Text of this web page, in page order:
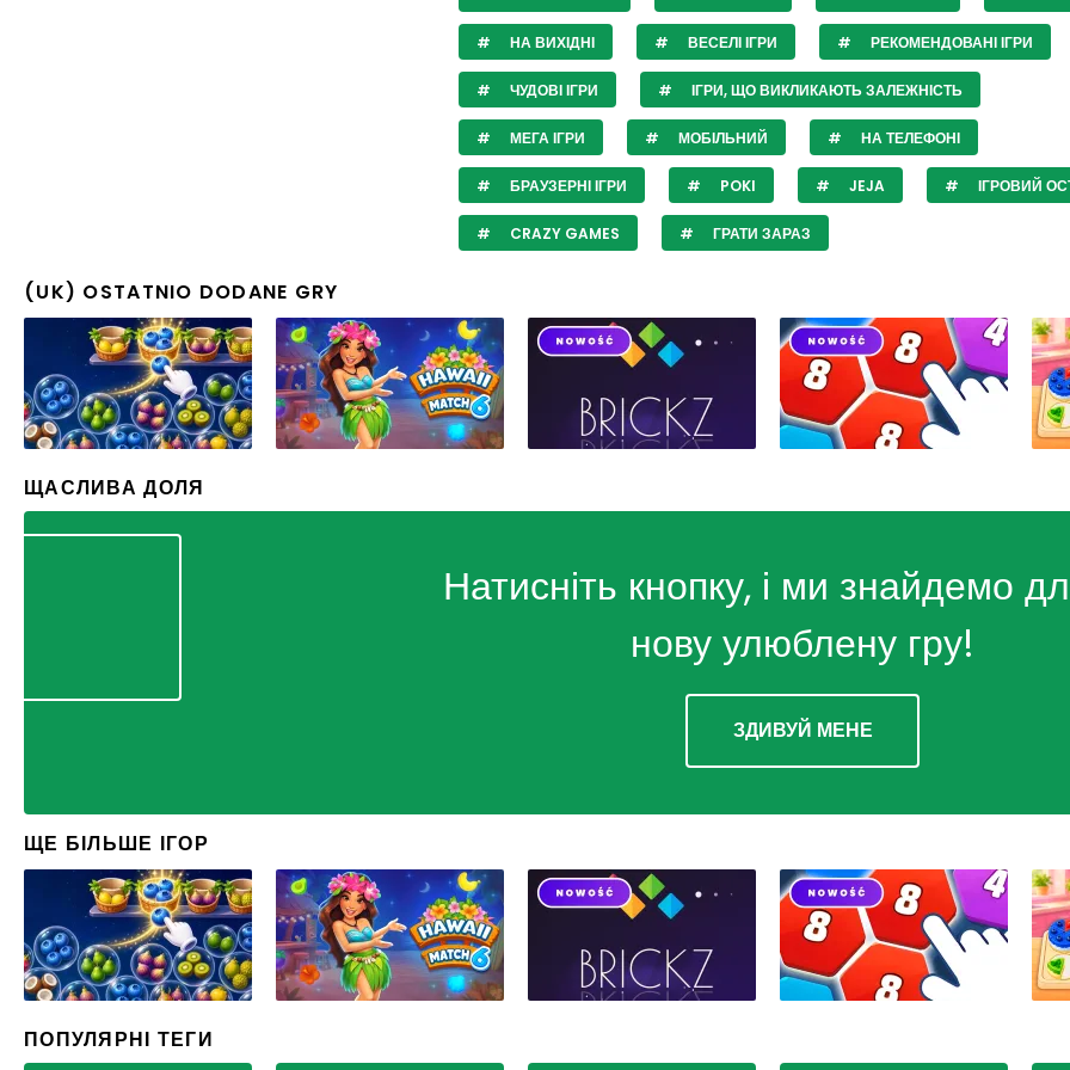
НА ВИХІДНІ ВЕСЕЛІ ІГРИ РЕКОМЕНДОВАНІ ІГРИ
ЧУДОВІ ІГРИ ІГРИ, ЩО ВИКЛИКАЮТЬ ЗАЛЕЖНІСТЬ
МЕГА ІГРИ МОБІЛЬНИЙ НА ТЕЛЕФОНІ
БРАУЗЕРНІ ІГРИ POKI JEJA ІГРОВИЙ
CRAZY GAMES ГРАТИ ЗАРАЗ
(UK) OSTATNIO DODANE GRY
ЩАСЛИВА ДОЛЯ
Натисніть кнопку, і ми знайдемо
нову улюблену гру!
ЗДИВУЙ МЕНЕ
ЩЕ БІЛЬШЕ ІГОР
ПОПУЛЯРНІ ТЕГИ